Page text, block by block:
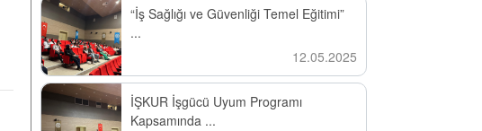
“İş Sağlığı ve Güvenliği Temel Eğitimi”
...
12.05.2025
İŞKUR İşgücü Uyum Programı
Kapsamında ...